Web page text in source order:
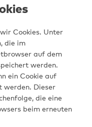
Cookies. Unter
die im
auf dem
werden.
ein Cookie auf
werden. Dieser
die eine
beim erneuten